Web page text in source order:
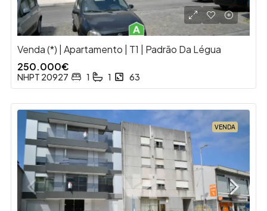
Venda (*) | Apartamento | T1 | Padrão Da Légua
250.000€
NHPT 20927 1 1 63
VENDA